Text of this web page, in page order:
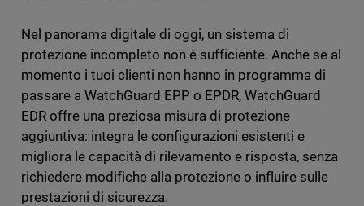
Nel panorama digitale di oggi, un sistema di
protezione incompleto non è sufficiente. Anche se al
momento i tuoi clienti non hanno in programma di
passare a WatchGuard EPP o EPDR, WatchGuard
EDR offre una preziosa misura di protezione
aggiuntiva: integra le configurazioni esistenti e
migliora le capacità di rilevamento e risposta, senza
richiedere modifiche alla protezione o influire sulle
prestazioni di sicurezza.